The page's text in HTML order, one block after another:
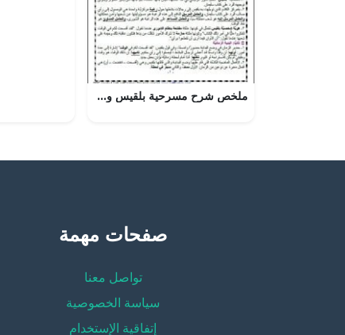
ملخص شرح مسرحية بلقيس وكتاب سليمان (عرب 222) مع أنشطة (لغة عربية) الثالث الثانوي
صفحات مهمة
تواصل معنا
سياسة الخصوصية
إتفاقية الإستخدام